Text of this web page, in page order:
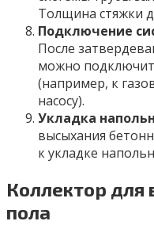
Толщина стяжки
Подключение
После
можно
(например, к
насосу).
Укладка
высыхания
к укладке
Коллектор для
пола